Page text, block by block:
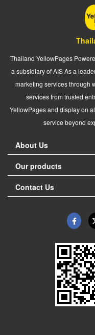
Thailand YellowPages
a subsidiary of AIS As a
marketing services through
services from trusted
YellowPages and display on
service beyond
About Us
Our products
Contact Us